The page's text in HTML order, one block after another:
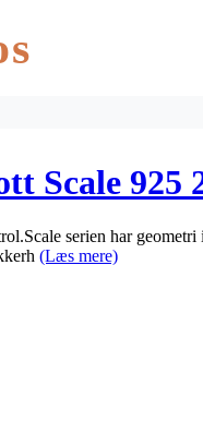
Scale 925
serien har
(Læs mere)